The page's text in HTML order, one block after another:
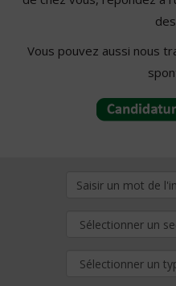
Vous pouvez aussi nous